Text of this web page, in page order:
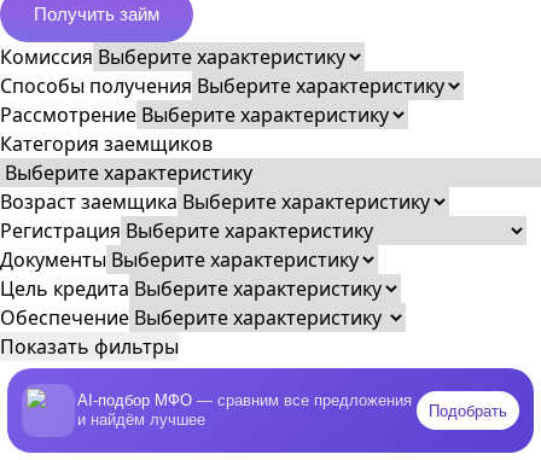
Получить займ
Комиссия
Способы получения
Рассмотрение
Категория заемщиков
Возраст заемщика
Регистрация
Документы
Цель кредита
Обеспечение
Показать фильтры
AI-подбор МФО — сравним все предложения
и найдём лучшее
Подобрать